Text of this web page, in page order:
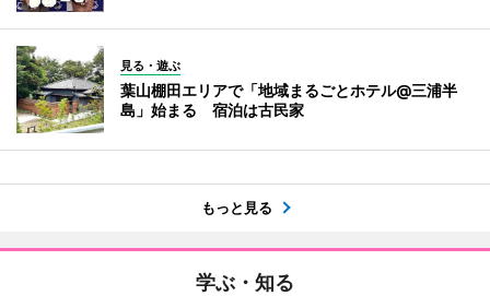
見る・遊ぶ
葉山棚田エリアで「地域まるごとホテル@三浦半
島」始まる 宿泊は古民家
もっと見る
学ぶ・知る